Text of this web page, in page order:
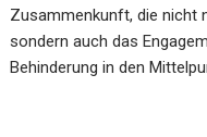
Zusammenkunft, die nicht
sondern auch das
Behinderung in den